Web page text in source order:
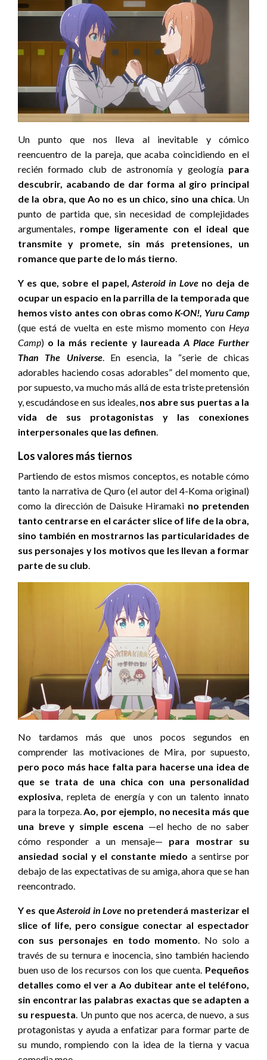
Un punto que nos lleva al inevitable y cómico
reencuentro de la pareja, que acaba coincidiendo en el
recién formado club de astronomía y geología para
descubrir, acabando de dar forma al giro principal
de la obra, que Ao no es un chico, sino una chica. Un
punto de partida que, sin necesidad de complejidades
argumentales, rompe ligeramente con el ideal que
transmite y promete, sin más pretensiones, un
romance que parte de lo más tierno.
Y es que, sobre el papel,Asteroid in Love no deja de
ocupar un espacio en la parrilla de la temporada que
hemos visto antes con obras comoK-ON!, Yuru Camp
(que está de vuelta en este mismo momento con Heya
Camp) o la más reciente y laureada A Place Further
Than The Universe. En esencia, la “serie de chicas
adorables haciendo cosas adorables” del momento que,
por supuesto, va mucho más allá de esta triste pretensión
y, escudándose en sus ideales, nos abre sus puertas a la
vida de sus protagonistas y las conexiones
interpersonales que las definen.
Los valores más tiernos
Partiendo de estos mismos conceptos, es notable cómo
tanto la narrativa de Quro (el autor del 4-Koma original)
como la dirección de Daisuke Hiramaki no pretenden
tanto centrarse en el carácter slice of life de la obra,
sino también en mostrarnos las particularidades de
sus personajes y los motivos que les llevan a formar
parte de su club.
No tardamos más que unos pocos segundos en
comprender las motivaciones de Mira, por supuesto,
pero poco más hace falta para hacerse una idea de
que se trata de una chica con una personalidad
explosiva , repleta de energía y con un talento innato
para la torpeza. Ao, por ejemplo, no necesita más que
una breve y simple escena —el hecho de no saber
cómo responder a un mensaje— para mostrar su
ansiedad social y el constante miedo a sentirse por
debajo de las expectativas de su amiga, ahora que se han
reencontrado.
Y es queAsteroid in Love no pretenderá masterizar el
slice of life, pero consigue conectar al espectador
con sus personajes en todo momento . No solo a
través de su ternura e inocencia, sino también haciendo
buen uso de los recursos con los que cuenta. Pequeños
detalles como el ver a Ao dubitear ante el teléfono,
sin encontrar las palabras exactas que se adapten a
su respuesta . Un punto que nos acerca, de nuevo, a sus
protagonistas y ayuda a enfatizar para formar parte de
su mundo, rompiendo con la idea de la tierna y vacua